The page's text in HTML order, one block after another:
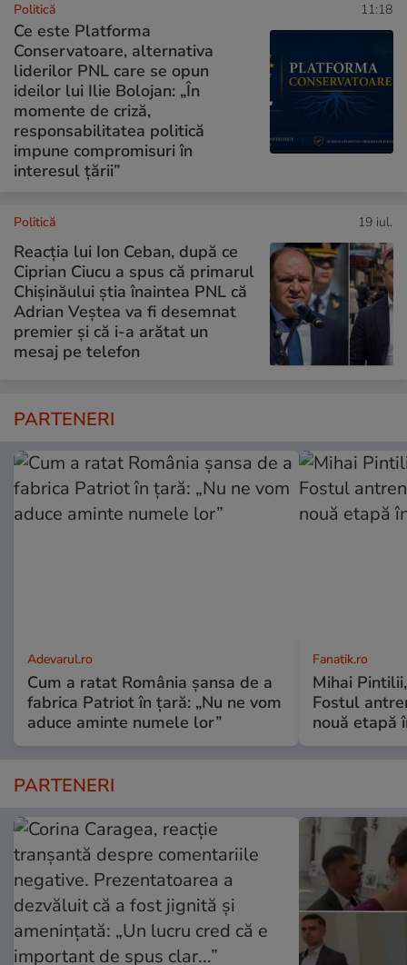
Politică 11:18
Ce este Platforma
Conservatoare, alternativa
liderilor PNL care se opun
ideilor lui Ilie Bolojan: „În
momente de criză,
responsabilitatea politică
impune compromisuri în
interesul țării”
Politică 19 iul.
Reacția lui Ion Ceban, după ce
Ciprian Ciucu a spus că primarul
Chișinăului știa înaintea PNL că
Adrian Veștea va fi desemnat
premier și că i-a arătat un
mesaj pe telefon
PARTENERI
Adevarul.ro
Cum a ratat România șansa de a
fabrica Patriot în țară: „Nu ne vom
aduce aminte numele lor”
Fanatik.ro
Mihai
Fostul
nouă etapă
PARTENERI